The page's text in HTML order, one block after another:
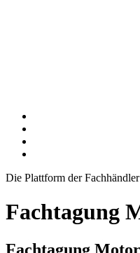
Die Plattform der
Fachtagung